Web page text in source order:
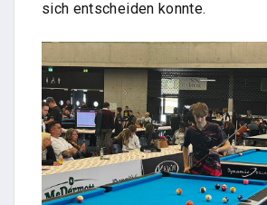
sich entscheiden konnte.